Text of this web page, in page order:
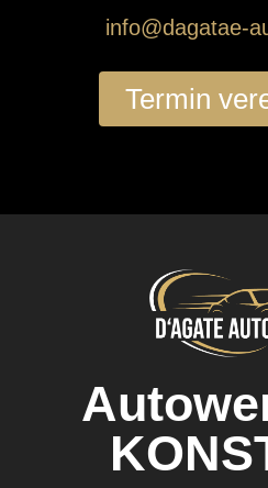
info@dagatae-
Termin